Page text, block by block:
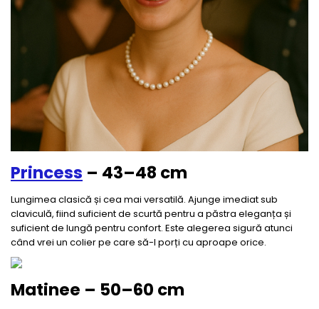
Princess – 43–48 cm
Lungimea clasică și cea mai versatilă. Ajunge imediat sub
claviculă, fiind suficient de scurtă pentru a păstra eleganța și
suficient de lungă pentru confort. Este alegerea sigură atunci
când vrei un colier pe care să-l porți cu aproape orice.
Matinee – 50–60 cm